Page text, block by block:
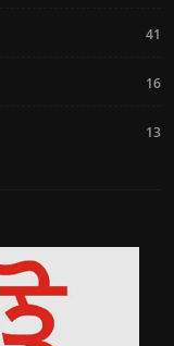
41
16
13